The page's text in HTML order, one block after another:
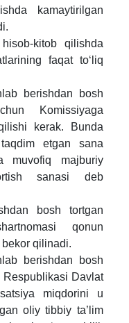
kamaytirilgan
kitob qilishda
faqat to‘liq
berishdan bosh
Komissiyaga
kerak. Bunda
etgan sana
muvofiq majburiy
sanasi deb
bosh tortgan
qonun
qilinadi.
berishdan bosh
Respublikasi Davlat
miqdorini u
oliy tibbiy ta’lim